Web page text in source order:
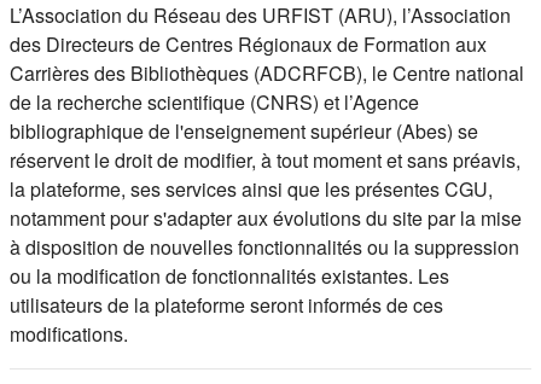
L’Association du Réseau des URFIST (ARU), l’Association
des Directeurs de Centres Régionaux de Formation aux
Carrières des Bibliothèques (ADCRFCB), le Centre national
de la recherche scientifique (CNRS) et l’Agence
bibliographique de l'enseignement supérieur (Abes) se
réservent le droit de modifier, à tout moment et sans préavis,
la plateforme, ses services ainsi que les présentes CGU,
notamment pour s'adapter aux évolutions du site par la mise
à disposition de nouvelles fonctionnalités ou la suppression
ou la modification de fonctionnalités existantes. Les
utilisateurs de la plateforme seront informés de ces
modifications.